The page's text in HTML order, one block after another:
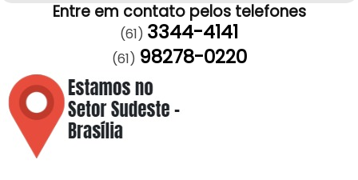
Entre em contato pelos telefones
(61) 3344-4141
(61) 98278-0220